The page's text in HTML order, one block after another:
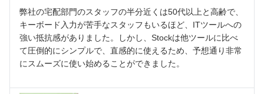
弊社の宅配部門のスタッフの半分近くは50代以上と高齢で、
キーボード入力が苦手なスタッフもいるほど、ITツールへの
強い抵抗感がありました。しかし、Stockは他ツールに比べ
て圧倒的にシンプルで、直感的に使えるため、予想通り非常
にスムーズに使い始めることができました。